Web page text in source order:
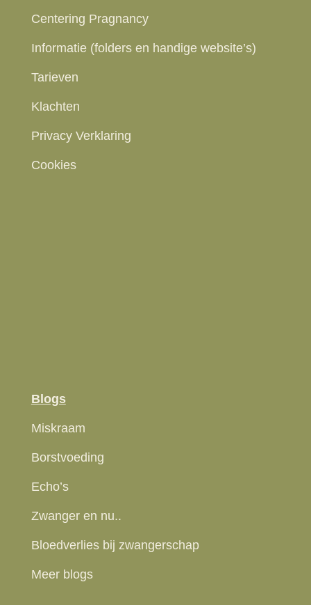
Blogs
Miskraam
Borstvoeding
Echo’s
Zwanger en nu..
Bloedverlies bij zwangerschap
Meer blogs
Centering Pragnancy
Informatie (folders en handige website’s)
Tarieven
Klachten
Privacy Verklaring
Cookies